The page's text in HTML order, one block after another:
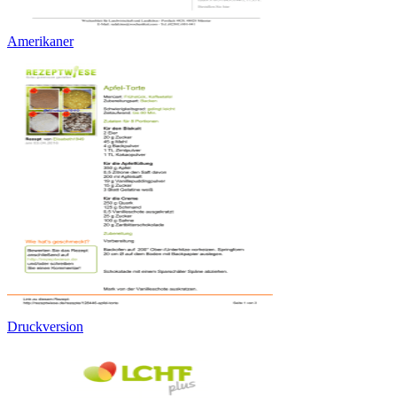
Amerikaner
Druckversion